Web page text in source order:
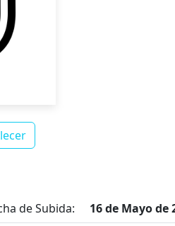
de Subida:
16 de Mayo de